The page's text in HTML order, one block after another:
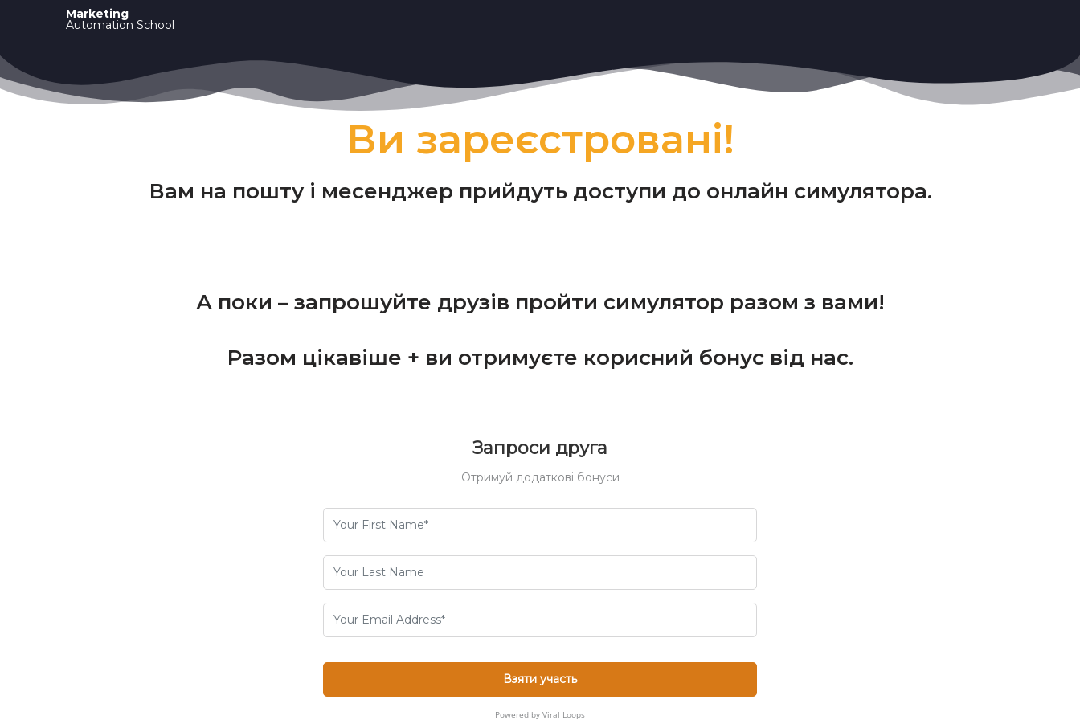
Marketing
Automation School
Ви зареєстровані!
Вам на пошту і месенджер прийдуть доступи до онлайн симулятора.
А поки – запрошуйте друзів пройти симулятор разом з вами!
Разом цікавіше + ви отримуєте корисний бонус від нас.